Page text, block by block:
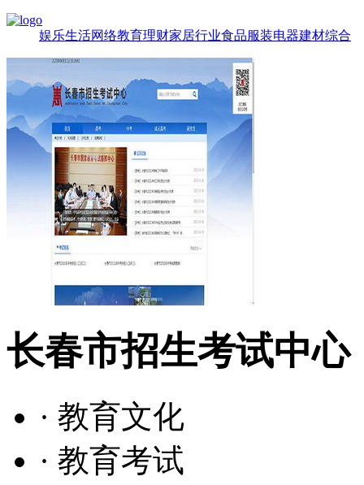
娱乐生活网络教育理财家居行业食品服装电器建材综合
长春市招生考试中心
· 教育文化
· 教育考试